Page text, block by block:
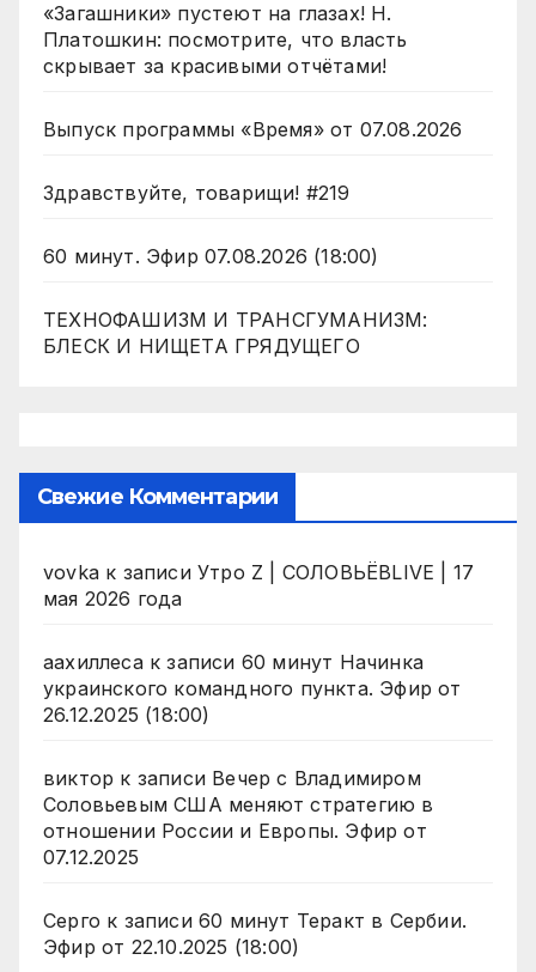
«Загашники» пустеют на глазах! Н.
Платошкин: посмотрите, что власть
скрывает за красивыми отчётами!
Выпуск программы «Время» от 07.08.2026
Здравствуйте, товарищи! #219
60 минут. Эфир 07.08.2026 (18:00)
ТЕХНОФАШИЗМ И ТРАНСГУМАНИЗМ:
БЛЕСК И НИЩЕТА ГРЯДУЩЕГО
Свежие Комментарии
vovka к записи Утро Z | СОЛОВЬЁВLIVE | 17
мая 2026 года
аахиллесак записи 60 минут Начинка
украинского командного пункта. Эфир от
26.12.2025 (18:00)
виктор к записи Вечер с Владимиром
Соловьевым США меняют стратегию в
отношении России и Европы. Эфир от
07.12.2025
Серго к записи 60 минут Теракт в Сербии.
Эфир от 22.10.2025 (18:00)